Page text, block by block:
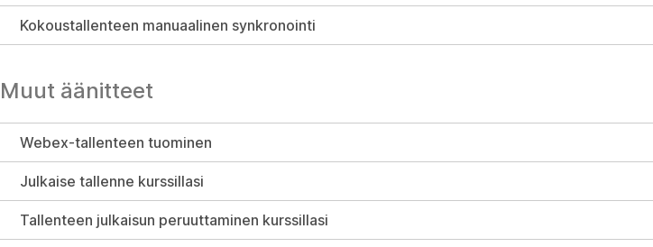
Kokoustallenteen manuaalinen synkronointi
Muut äänitteet
Webex-tallenteen tuominen
Julkaise tallenne kurssillasi
Tallenteen julkaisun peruuttaminen kurssillasi